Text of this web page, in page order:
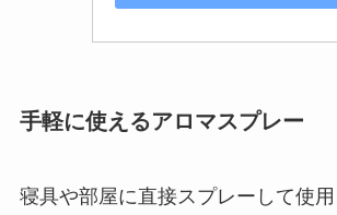
手軽に使えるアロマスプレー
寝具や部屋に直接スプレーして使